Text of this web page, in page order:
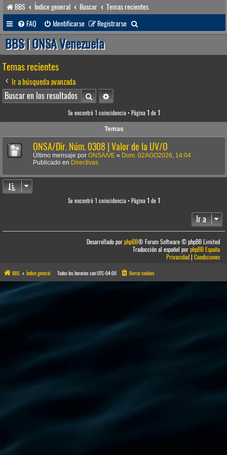
BBS Índice general Buscar
Temas recientes
FAQ
Identificarse Registrarse
u
BBS | ONSA Venezuela
Temas recientes
Ir a búsqueda avanzada
BuscarBúsqueda avanzada
Se encontró 1 coincidencia • Página 1 de 1
Temas
ONSA/Dir. Núm. 0308 | Valor de la UV/O
Último mensaje por ONSA/VE « Dom. 02AGO2026, 14:04
Publicado en Directivas
Se encontró 1 coincidencia • Página 1 de 1
Ir a
Desarrollado porphpBB® Forum Software © phpBB Limited
Traducción al español porphpBB España
Privacidad|Condiciones
BBS Índice general Todos los horarios sonUTC-04:00 Borrar cookies